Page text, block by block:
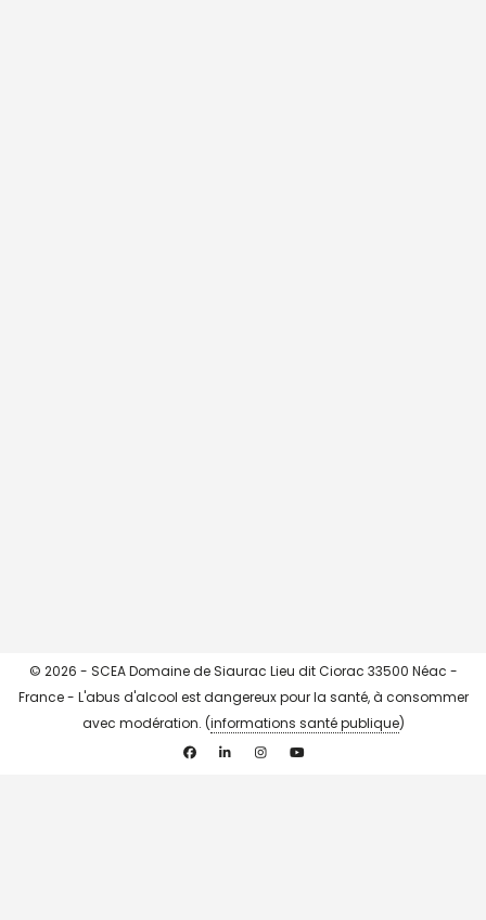
© 2026 - SCEA Domaine de Siaurac Lieu dit Ciorac 33500 Néac -
France - L'abus d'alcool est dangereux pour la santé, à consommer
avec modération. (informations santé publique)
FacebookLinkedin InstagramYouTube